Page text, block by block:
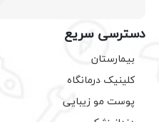
دسترسی سریع
بیمارستان
کلینیک درمانگاه
پوست مو زیبایی